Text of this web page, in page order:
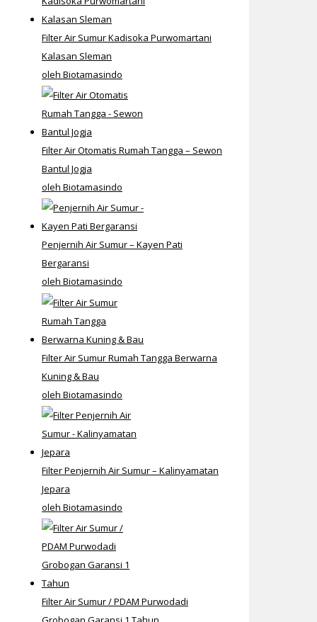
Filter Air Sumur Kadisoka Purwomartani
Kalasan Sleman
oleh Biotamasindo
Filter Air Otomatis Rumah Tangga – Sewon
Bantul Jogja
oleh Biotamasindo
Penjernih Air Sumur – Kayen Pati
Bergaransi
oleh Biotamasindo
Filter Air Sumur Rumah Tangga Berwarna
Kuning & Bau
oleh Biotamasindo
Filter Penjernih Air Sumur – Kalinyamatan
Jepara
oleh Biotamasindo
Filter Air Sumur / PDAM Purwodadi